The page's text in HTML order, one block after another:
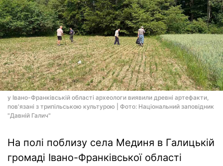
у Івано-Франківській області археологи виявили древні артефакти,
пов'язані з трипільською культурою | Фото: Національний заповідник
"Давній Галич"
На полі поблизу села Мединя в Галицькій
громаді Івано-Франківської області